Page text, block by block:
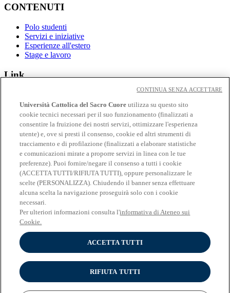
CONTENUTI
Polo studenti
Servizi e iniziative
Esperienze all'estero
Stage e lavoro
Link
Eventi
Avvisi
Social
Facebook
𝕏
Linkedin
Youtube
Instagram
Telegram
Spotify
© Università Cattolica del Sacro Cuore - Largo A. Gemelli 1, 20123
Milano - PI 02133120150
Impostazione dei Cookies
Cookies
Università Cattolica del Sacro Cuore utilizza su questo sito
cookie tecnici necessari per il suo funzionamento (finalizzati a
consentire la fruizione dei nostri servizi, ottimizzare l'esperienza
utente) e, ove si presti il consenso, cookie ed altri strumenti di
tracciamento e di profilazione (finalizzati a elaborare statistiche
e comunicazioni mirate a proporre servizi in linea con le tue
preferenze). Puoi fornire/negare il consenso a tutti i cookie
(ACCETTA TUTTI/RIFIUTA TUTTI), oppure personalizzare le
scelte (PERSONALIZZA). Chiudendo il banner senza effettuare
alcuna scelta la navigazione proseguirà solo con i cookie
necessari.
Per ulteriori informazioni consulta l'informativa di Ateneo sui
Cookie.
ACCETTA TUTTI
RIFIUTA TUTTI
CONTINUA SENZA ACCETTARE